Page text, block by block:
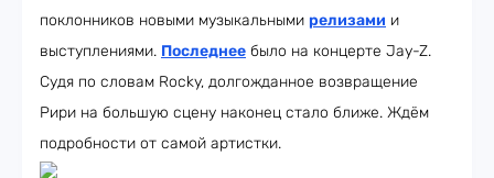
поклонников новыми музыкальными релизами и
выступлениями. Последнее было на концерте Jay-Z.
Судя по словам Rocky, долгожданное возвращение
Рири на большую сцену наконец стало ближе. Ждём
подробности от самой артистки.